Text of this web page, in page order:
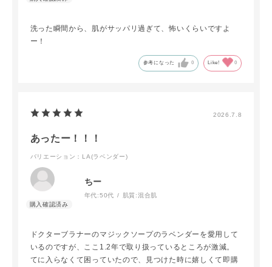
洗った瞬間から、肌がサッパリ過ぎて、怖いくらいですよ
ー！
参考になった 0 Like! 0
2026.7.8
あったー！！！
バリエーション：LA(ラベンダー)
ちー
年代:50代 肌質:混合肌
ドクターブラナーのマジックソープのラベンダーを愛用して
いるのですが、ここ1.2年で取り扱っているところが激減。
てに入らなくて困っていたので、見つけた時に嬉しくて即購